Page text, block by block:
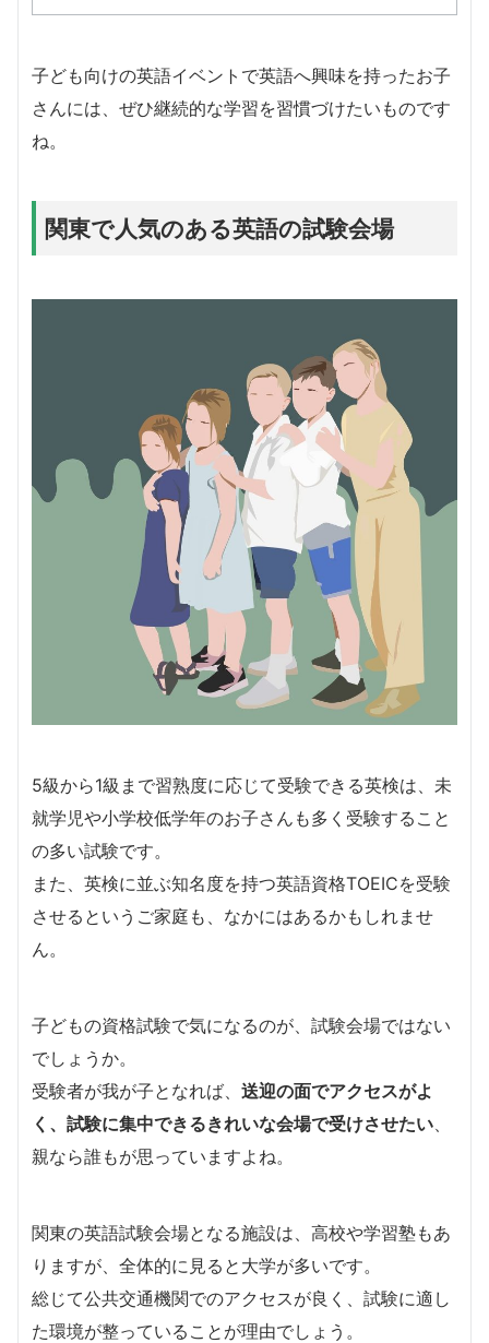
子ども向けの英語イベントで英語へ興味を持ったお子
さんには、ぜひ継続的な学習を習慣づけたいものです
ね。
関東で人気のある英語の試験会場
5級から1級まで習熟度に応じて受験できる英検は、未
就学児や小学校低学年のお子さんも多く受験すること
の多い試験です。
また、英検に並ぶ知名度を持つ英語資格TOEICを受験
させるというご家庭も、なかにはあるかもしれませ
ん。
子どもの資格試験で気になるのが、試験会場ではない
でしょうか。
受験者が我が子となれば、 送迎の面でアクセスがよ
く、試験に集中できるきれいな会場で受けさせたい
親なら誰もが思っていますよね。
関東の英語試験会場となる施設は、高校や学習塾もあ
りますが、全体的に見ると大学が多いです。
総じて公共交通機関でのアクセスが良く、試験に適し
た環境が整っていることが理由でしょう。